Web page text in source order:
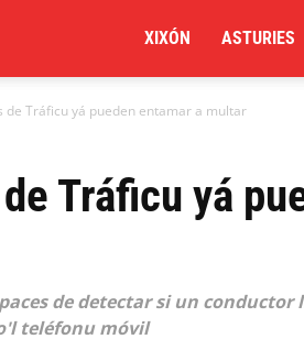
XIXÓN ASTURIES
de Tráficu yá pueden entamar a multar
Tráficu yá
de detectar si un
teléfonu móvil